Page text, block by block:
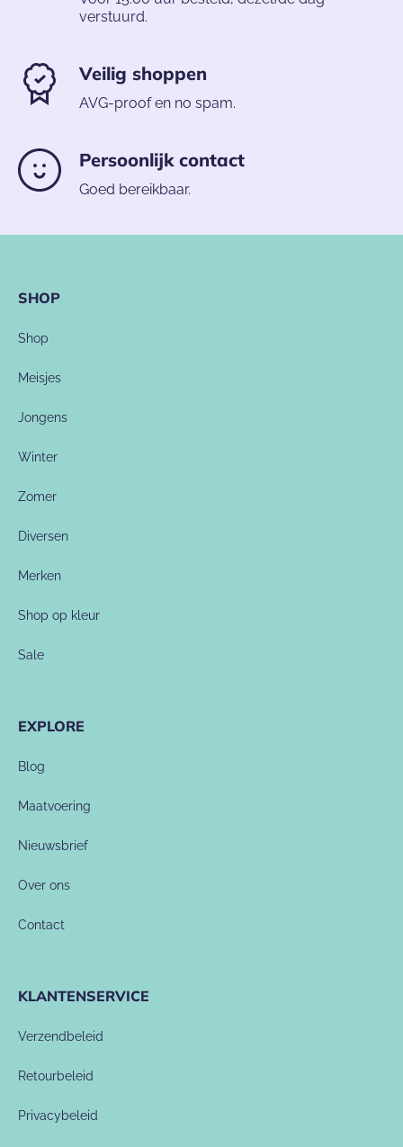
verstuurd.
Veilig shoppen
AVG-proof en no spam.
Persoonlijk contact
Goed bereikbaar.
SHOP
Shop
Meisjes
Jongens
Winter
Zomer
Diversen
Merken
Shop op kleur
Sale
EXPLORE
Blog
Maatvoering
Nieuwsbrief
Over ons
Contact
KLANTENSERVICE
Verzendbeleid
Retourbeleid
Privacybeleid